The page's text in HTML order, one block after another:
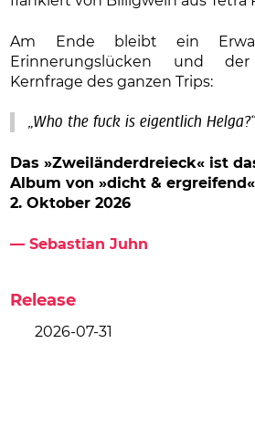
Am Ende bleibt ein
Erinnerungslücken und der
Kernfrage des ganzen Trips:
„Who the fuck is eigentlich Helga?“
Das »Zweiländerdreieck« ist
Albumvon »dicht &
2. Oktober 2026
— Sebastian Juhn
Release
2026-07-31